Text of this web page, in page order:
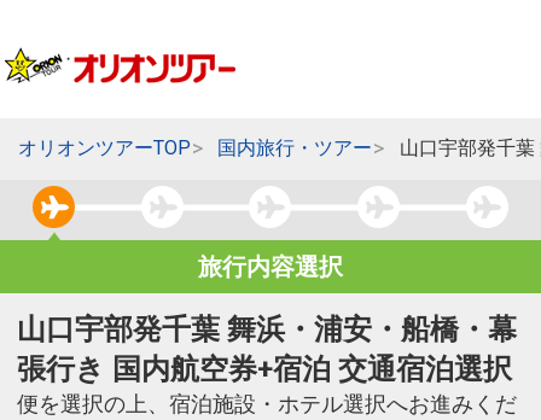
オリオンツアーTOP 国内旅行・ツアー 山口宇部発千
旅行内容選択
山口宇部発千葉 舞浜・浦安・船橋・幕
張行き 国内航空券+宿泊 交通宿泊選択
便を選択の上、宿泊施設・ホテル選択へお進みくだ